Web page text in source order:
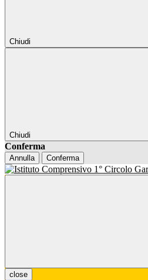
Chiudi
Chiudi
Conferma
Annulla Conferma
close